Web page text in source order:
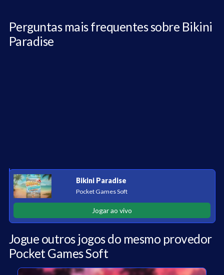
Perguntas mais frequentes sobre Bikini
Paradise
Bikini Paradise
Pocket Games Soft
Jogar ao vivo
Jogue outros jogos do mesmo provedor
Pocket Games Soft